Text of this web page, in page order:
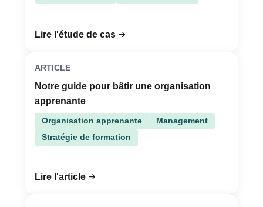
Lire l'étude de cas
ARTICLE
Notre guide pour bâtir une organisation
apprenante
Organisation apprenante
Management
Stratégie de formation
Lire l'article